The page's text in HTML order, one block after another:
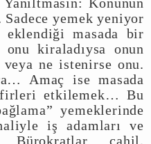
yemek yeniyor
eklendiği masada bir
kiraladıysa onun
ne istenirse onu.
Amaç ise masada
etkilemek… Bu
yemeklerinde
iş adamları ve
Bürokratlar cahil,